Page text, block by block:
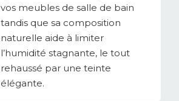
vos meubles de salle de bain
tandis que sa composition
naturelle aide à limiter
l’humidité stagnante, le tout
rehaussé par une teinte
élégante.